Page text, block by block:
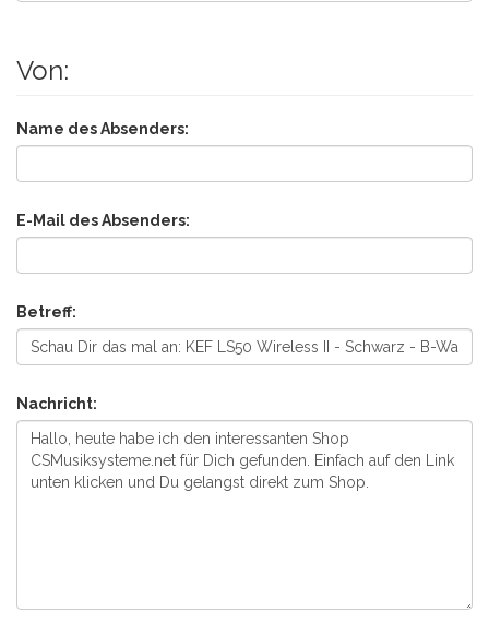
Von:
Name des Absenders:
E-Mail des Absenders:
Betreff:
Nachricht: